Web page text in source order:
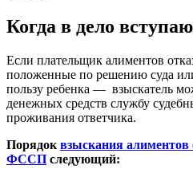
Когда в дело
Если плательщик алиментов
положенные по решению суда
пользу ребенка — взыскатель
денежных средств службу
проживания ответчика.
Порядок взыскания
ФССП следующий: